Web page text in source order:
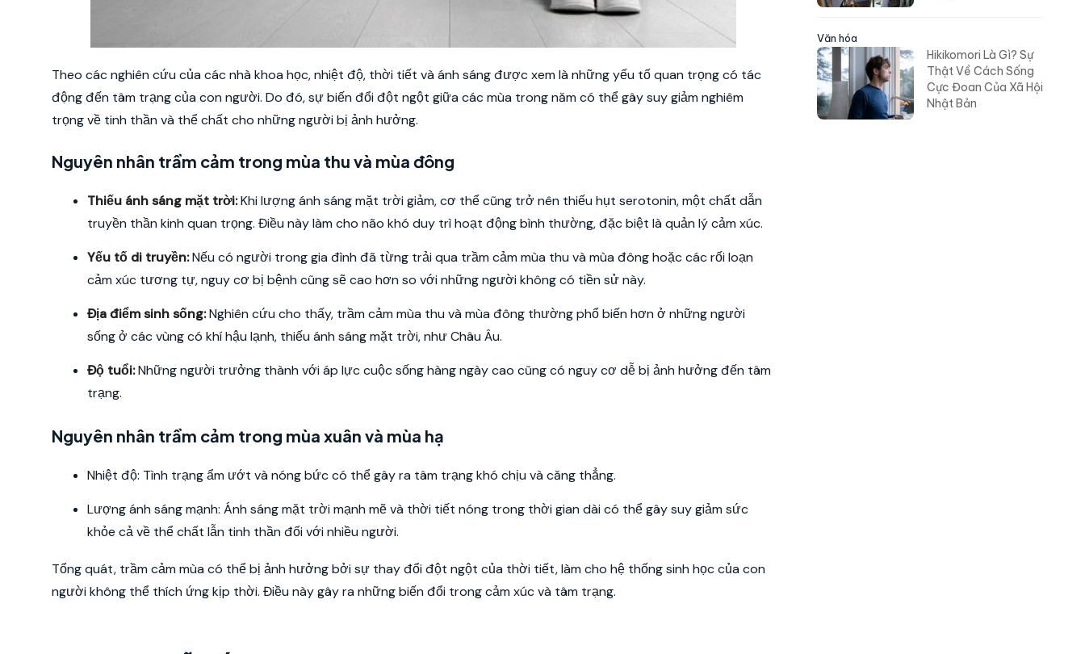
Theo các nghiên cứu của các nhà khoa học, nhiệt độ, thời tiết và ánh sáng được xem là những yếu tố quan trọng có tác
động đến tâm trạng của con người. Do đó, sự biến đổi đột ngột giữa các mùa trong năm có thể gây suy giảm nghiêm
trọng về tinh thần và thể chất cho những người bị ảnh hưởng.
Nguyên nhân trầm cảm trong mùa thu và mùa đông
Thiếu ánh sáng mặt trời:Khi lượng ánh sáng mặt trời giảm, cơ thể cũng trở nên thiếu hụt serotonin, một chất dẫn
truyền thần kinh quan trọng. Điều này làm cho não khó duy trì hoạt động bình thường, đặc biệt là quản lý cảm xúc.
Yếu tố di truyền:Nếu có người trong gia đình đã từng trải qua trầm cảm mùa thu và mùa đông hoặc các rối loạn
cảm xúc tương tự, nguy cơ bị bệnh cũng sẽ cao hơn so với những người không có tiền sử này.
Địa điểm sinh sống:Nghiên cứu cho thấy, trầm cảm mùa thu và mùa đông thường phổ biến hơn ở những người
sống ở các vùng có khí hậu lạnh, thiếu ánh sáng mặt trời, như Châu Âu.
Độ tuổi:Những người trưởng thành với áp lực cuộc sống hàng ngày cao cũng có nguy cơ dễ bị ảnh hưởng đến tâm
trạng.
Nguyên nhân trầm cảm trong mùa xuân và mùa hạ
Nhiệt độ: Tình trạng ẩm ướt và nóng bức có thể gây ra tâm trạng khó chịu và căng thẳng.
Lượng ánh sáng mạnh: Ánh sáng mặt trời mạnh mẽ và thời tiết nóng trong thời gian dài có thể gây suy giảm sức
khỏe cả về thể chất lẫn tinh thần đối với nhiều người.
Tổng quát, trầm cảm mùa có thể bị ảnh hưởng bởi sự thay đổi đột ngột của thời tiết, làm cho hệ thống sinh học của con
người không thể thích ứng kịp thời. Điều này gây ra những biến đổi trong cảm xúc và tâm trạng.
Văn hóa
Hikikomori Là Gì? Sự
Thật Về Cách Sống
Cực Đoan Của Xã Hội
Nhật Bản